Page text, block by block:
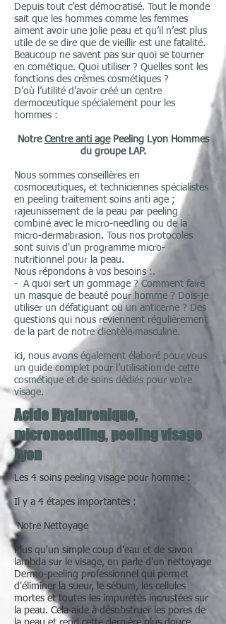
Depuis tout c’est démocratisé. Tout le monde
sait que les hommes comme les femmes
aiment avoir une jolie peau et qu’il n’est plus
utile de se dire que de vieillir est une fatalité.
Beaucoup ne savent pas sur quoi se tourner
en cométique. Quoi utiliser ? Quelles sont les
fonctions des crèmes cosmétiques ?
D’où l’utilité d’avoir créé un centre
dermoceutique spécialement pour les
hommes :
Notre Centre anti agePeeling Lyon Hommes
du groupe LAP.
Nous sommes conseillères en
cosmoceutiques, et techniciennes spécialistes
en peeling traitement soins anti age ;
rajeunissement de la peau par peeling
combiné avec le micro-needling ou de la
micro-dermabrasion. Tous nos protocoles
sont suivis d'un programme micro-
nutritionnel pour la peau.
Nous répondons à vos besoins :.
- A quoi sert un gommage ? Comment faire
un masque de beauté pour homme ? Dois-je
utiliser un défatiguant ou un anticerne ? Des
questions qui nous reviennent régulièrement
de la part de notre clientèle masculine.
ici, nous avons également élaboré pour vous
un guide complet pour l’utilisation de cette
cosmétique et de soins dédiés pour votre
visage.
Acide Hyaluronique,
microneedling, peeling visage
Lyon
Les 4 soins peeling visage pour homme :
Il y a 4 étapes importantes :
Notre Nettoyage
Plus qu'un simple coup d'eau et de savon
lambda sur le visage, on parle d'un nettoyage
Dermo-peeling professionnel qui permet
d'éliminer la sueur, le sébum, les cellules
mortes et toutes les impuretés incrustées sur
la peau. Cela aide à désobstruer les pores de